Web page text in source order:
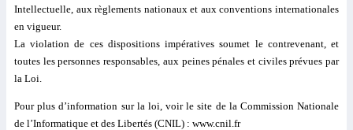
Intellectuelle, aux règlements nationaux et aux conventions internationales
en vigueur.
La violation de ces dispositions impératives soumet le contrevenant, et
toutes les personnes responsables, aux peines pénales et civiles prévues par
la Loi.
Pour plus d’information sur la loi, voir le site de la Commission Nationale
de l’Informatique et des Libertés (CNIL) : www.cnil.fr